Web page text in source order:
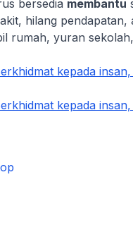
bersedia membantu
hilang
rumah, yuran
kepada
kepada